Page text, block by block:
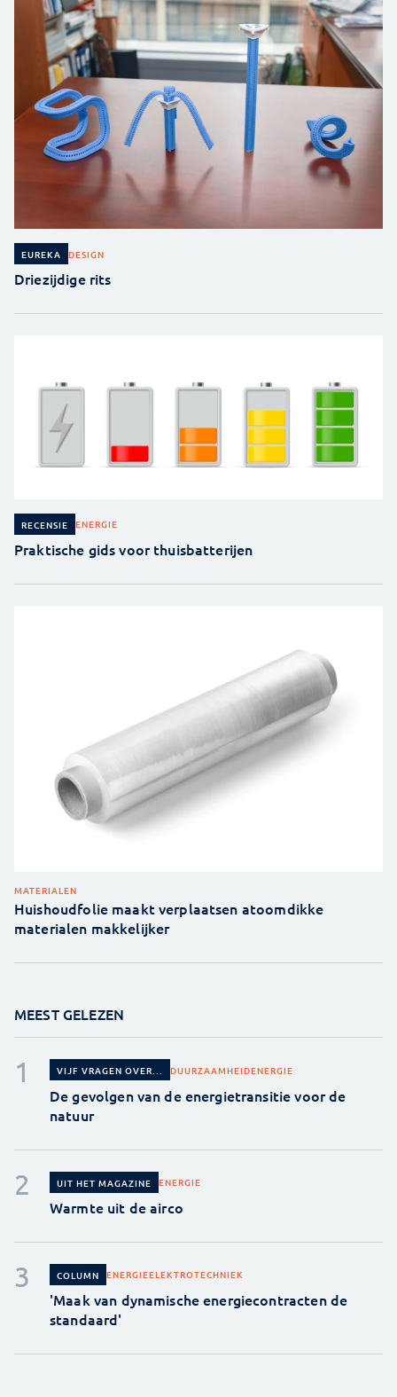
EUREKA DESIGN
Driezijdige rits
RECENSIE ENERGIE
Praktische gids voor thuisbatterijen
MATERIALEN
Huishoudfolie maakt verplaatsen atoomdikke
materialen makkelijker
MEEST GELEZEN
VIJF VRAGEN OVER... DUURZAAMHEIDENERGIE
De gevolgen van de energietransitie voor de
natuur
UIT HET MAGAZINE ENERGIE
Warmte uit de airco
COLUMN ENERGIEELEKTROTECHNIEK
'Maak van dynamische energiecontracten de
standaard'